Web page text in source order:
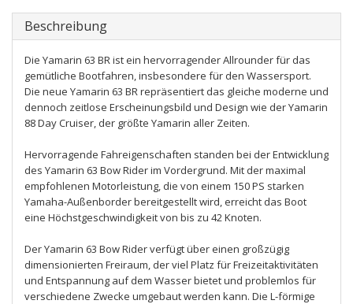
Beschreibung
Die Yamarin 63 BR ist ein hervorragender Allrounder für das
gemütliche Bootfahren, insbesondere für den Wassersport.
Die neue Yamarin 63 BR repräsentiert das gleiche moderne und
dennoch zeitlose Erscheinungsbild und Design wie der Yamarin
88 Day Cruiser, der größte Yamarin aller Zeiten.
Hervorragende Fahreigenschaften standen bei der Entwicklung
des Yamarin 63 Bow Rider im Vordergrund. Mit der maximal
empfohlenen Motorleistung, die von einem 150 PS starken
Yamaha-Außenborder bereitgestellt wird, erreicht das Boot
eine Höchstgeschwindigkeit von bis zu 42 Knoten.
Der Yamarin 63 Bow Rider verfügt über einen großzügig
dimensionierten Freiraum, der viel Platz für Freizeitaktivitäten
und Entspannung auf dem Wasser bietet und problemlos für
verschiedene Zwecke umgebaut werden kann. Die L-förmige